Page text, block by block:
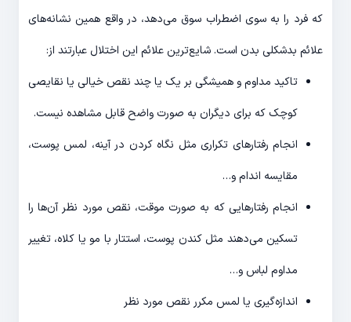
که فرد را به سوی اضطراب سوق می‌دهد، در واقع همین نشانه‌های
علائم بدشکلی بدن است. شایع‌ترین علائم این اختلال عبارتند از:
تاکید مداوم و همیشگی بر یک یا چند نقص خیالی یا نقایصی
کوچک که برای دیگران به صورت واضح قابل مشاهده نیست.
انجام رفتارهای تکراری مثل نگاه کردن در آینه، لمس پوست،
مقایسه اندام و…
انجام رفتارهایی که به صورت موقت، نقص مورد نظر آن‌ها را
تسکین می‌دهند مثل کندن پوست، استتار با مو یا کلاه، تغییر
مداوم لباس و…
اندازه‌گیری یا لمس مکرر نقص مورد نظر